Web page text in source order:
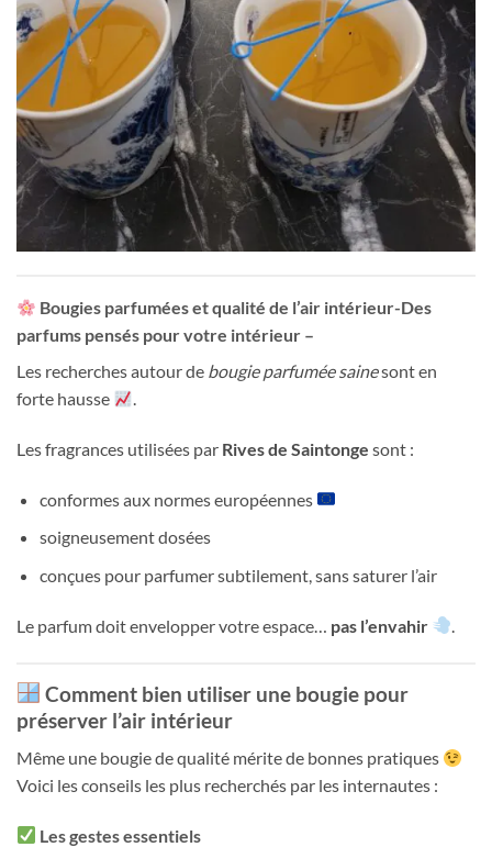
Bougies parfumées et qualité de l’air intérieur-Des
parfums pensés pour votre intérieur –
Les recherches autour de bougie parfumée sainesont en
forte hausse
.
Les fragrances utilisées par Rives de Saintonge sont :
conformes aux normes européennes
soigneusement dosées
conçues pour parfumer subtilement, sans saturer l’air
Le parfum doit envelopper votre espace… pas l’envahir
Comment bien utiliser une bougie pour
préserver l’air intérieur
Même une bougie de qualité mérite de bonnes pratiques
Voici les conseils les plus recherchés par les internautes :
Les gestes essentiels